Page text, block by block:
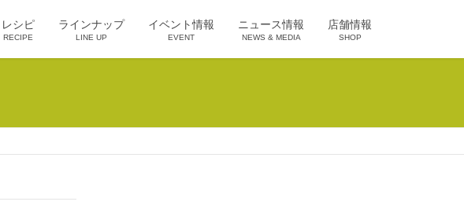
レシピ
RECIPE
ラインナップ
LINE UP
イベント情報
EVENT
ニュース情報
NEWS & MEDIA
店舗情報
SHOP